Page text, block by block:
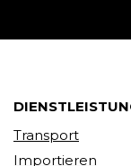
Transport
Importieren